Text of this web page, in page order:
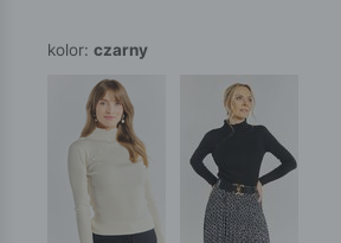
kolor: czarny